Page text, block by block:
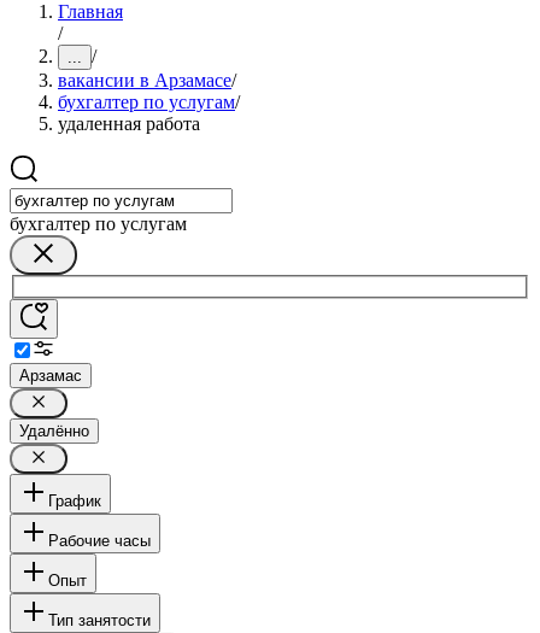
Главная
/
... /
вакансии в Арзамасе/
бухгалтер по услугам/
удаленная работа
бухгалтер по услугам
Арзамас
Удалённо
График
Рабочие часы
Опыт
Тип занятости